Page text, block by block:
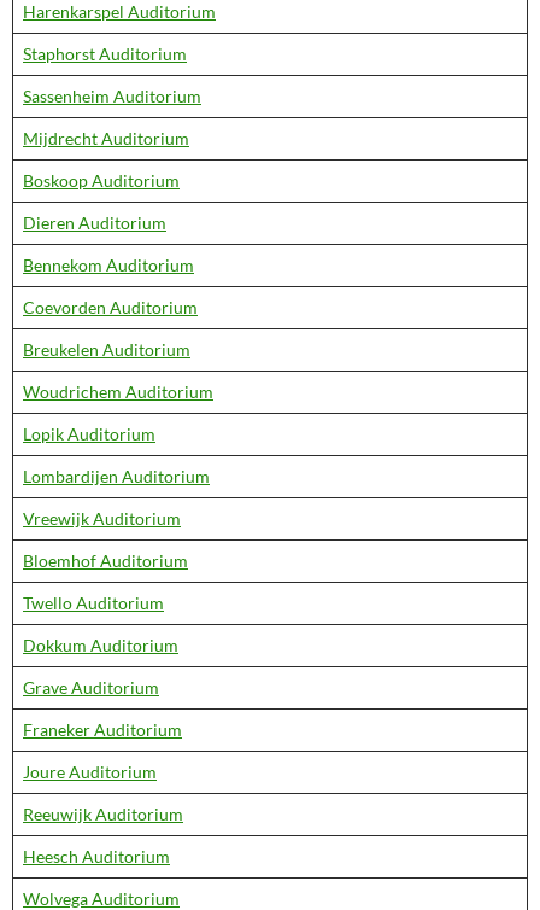
Harenkarspel Auditorium
Staphorst Auditorium
Sassenheim Auditorium
Mijdrecht Auditorium
Boskoop Auditorium
Dieren Auditorium
Bennekom Auditorium
Coevorden Auditorium
Breukelen Auditorium
Woudrichem Auditorium
Lopik Auditorium
Lombardijen Auditorium
Vreewijk Auditorium
Bloemhof Auditorium
Twello Auditorium
Dokkum Auditorium
Grave Auditorium
Franeker Auditorium
Joure Auditorium
Reeuwijk Auditorium
Heesch Auditorium
Wolvega Auditorium